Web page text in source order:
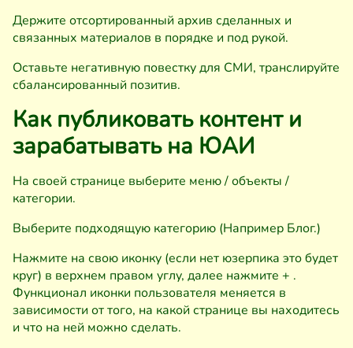
Держите отсортированный архив сделанных и
связанных материалов в порядке и под рукой.
Оставьте негативную повестку для СМИ, транслируйте
сбалансированный позитив.
Как публиковать контент и
зарабатывать на ЮАИ
На своей странице выберите меню / объекты /
категории.
Выберите подходящую категорию (Например Блог.)
Нажмите на свою иконку (если нет юзерпика это будет
круг) в верхнем правом углу, далее нажмите + .
Функционал иконки пользователя меняется в
зависимости от того, на какой странице вы находитесь
и что на ней можно сделать.